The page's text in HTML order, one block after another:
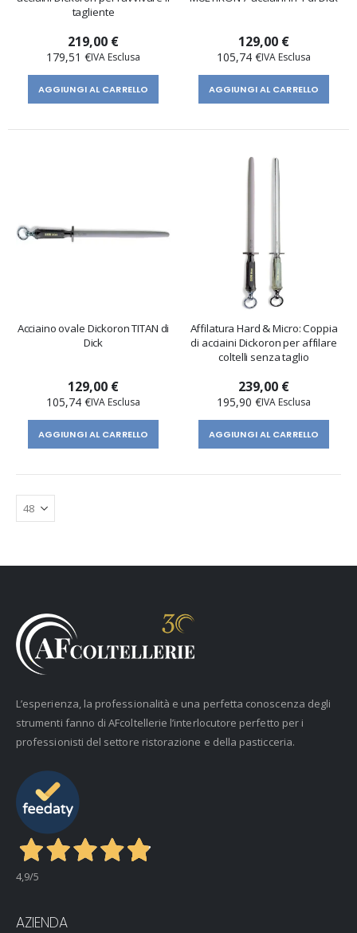
tagliente
219,00 €
179,51 €
AGGIUNGI AL CARRELLO
129,00 €
105,74 €
AGGIUNGI AL CARRELLO
Acciaino ovale Dickoron TITAN di
Dick
129,00 €
105,74 €
AGGIUNGI AL CARRELLO
Affilatura Hard & Micro: Coppia
di acciaini Dickoron per affilare
coltelli senza taglio
239,00 €
195,90 €
AGGIUNGI AL CARRELLO
L’esperienza, la professionalità e una perfetta conoscenza degli
strumenti fanno di AFcoltellerie l’interlocutore perfetto per i
professionisti del settore ristorazione e della pasticceria.
4,9/5
AZIENDA